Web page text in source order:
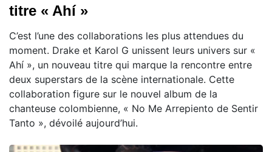
titre « Ahí »
C’est l’une des collaborations les plus attendues du
moment. Drake et Karol G unissent leurs univers sur «
Ahí », un nouveau titre qui marque la rencontre entre
deux superstars de la scène internationale. Cette
collaboration figure sur le nouvel album de la
chanteuse colombienne, « No Me Arrepiento de Sentir
Tanto », dévoilé aujourd’hui.